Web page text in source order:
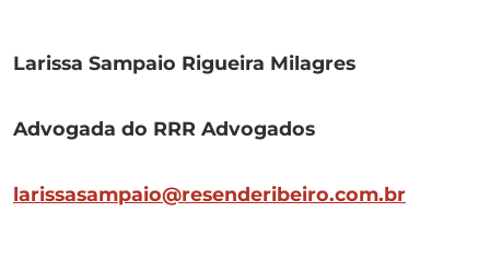
Larissa Sampaio Rigueira Milagres
Advogada do RRR Advogados
larissasampaio@resenderibeiro.com.br